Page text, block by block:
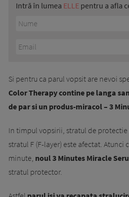
Intră în lumea ELLE pentru a afla
Si pentru ca parul vopsit are nevoi
Color Therapy contine pe langa
de par si un produs-miracol – 3
In timpul vopsirii, stratul de
stratul F (F-layer) este afectat. Atunci
minute, noul 3 Minutes Miracle
stratul protector.